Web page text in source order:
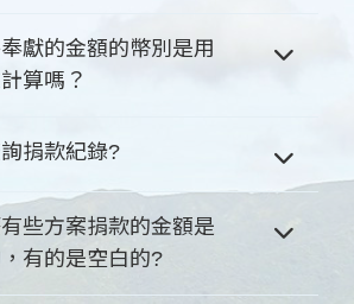
獻的金額的幣別是用
算嗎？
捐款紀錄?
些方案捐款的金額是
有的是空白的?